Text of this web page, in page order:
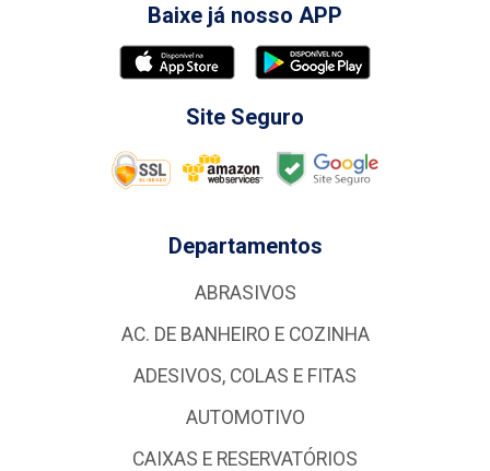
Baixe já nosso APP
Site Seguro
Departamentos
ABRASIVOS
AC. DE BANHEIRO E COZINHA
ADESIVOS, COLAS E FITAS
AUTOMOTIVO
CAIXAS E RESERVATÓRIOS